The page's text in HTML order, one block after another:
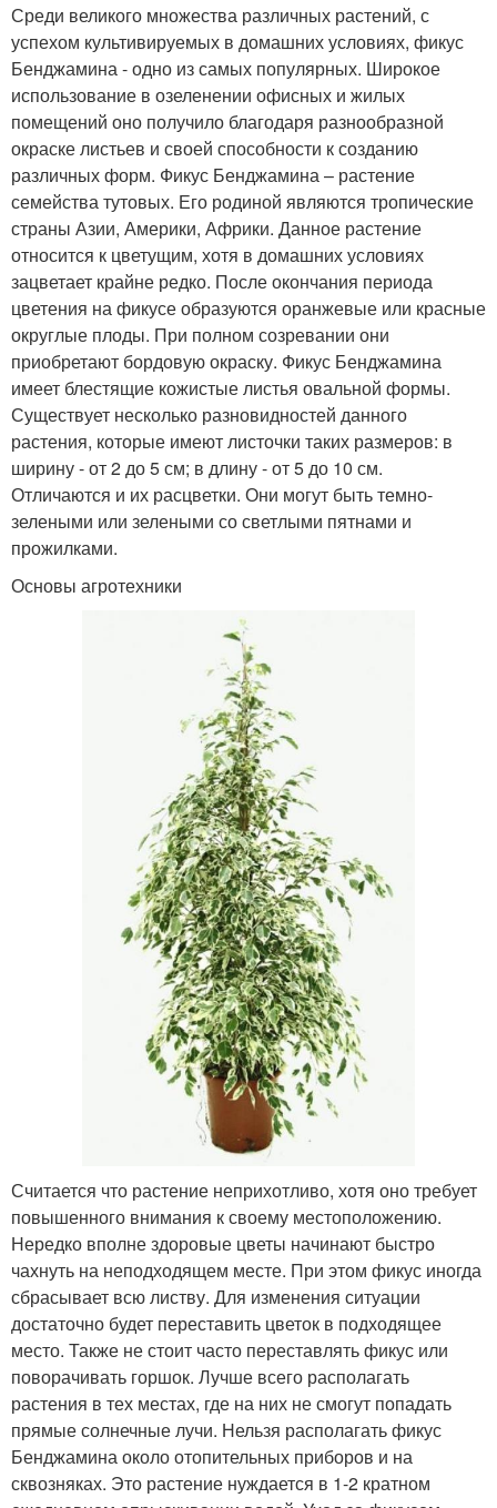
Среди великого множества различных растений, с
успехом культивируемых в домашних условиях, фикус
Бенджамина - одно из самых популярных. Широкое
использование в озеленении офисных и жилых
помещений оно получило благодаря разнообразной
окраске листьев и своей способности к созданию
различных форм. Фикус Бенджамина – растение
семейства тутовых. Его родиной являются тропические
страны Азии, Америки, Африки. Данное растение
относится к цветущим, хотя в домашних условиях
зацветает крайне редко. После окончания периода
цветения на фикусе образуются оранжевые или красные
округлые плоды. При полном созревании они
приобретают бордовую окраску. Фикус Бенджамина
имеет блестящие кожистые листья овальной формы.
Существует несколько разновидностей данного
растения, которые имеют листочки таких размеров: в
ширину - от 2 до 5 см; в длину - от 5 до 10 см.
Отличаются и их расцветки. Они могут быть темно-
зелеными или зелеными со светлыми пятнами и
прожилками.
Основы агротехники
Считается что растение неприхотливо, хотя оно требует
повышенного внимания к своему местоположению.
Нередко вполне здоровые цветы начинают быстро
чахнуть на неподходящем месте. При этом фикус иногда
сбрасывает всю листву. Для изменения ситуации
достаточно будет переставить цветок в подходящее
место. Также не стоит часто переставлять фикус или
поворачивать горшок. Лучше всего располагать
растения в тех местах, где на них не смогут попадать
прямые солнечные лучи. Нельзя располагать фикус
Бенджамина около отопительных приборов и на
сквозняках. Это растение нуждается в 1-2 кратном